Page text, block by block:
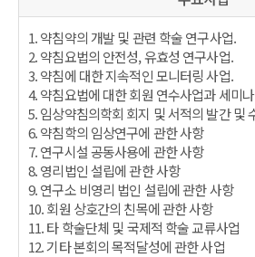
1. 약침약의 개발 및 관련 학술 연구사업.
2. 약침요법의 안전성, 유효성 연구사업.
3. 약침에 대한 지속적인 모니터링 사업.
4. 약침요법에 대한 회원 연수사업과 세미
5. 임상약침의학회 회지 및 서적의 발간 및
6. 약침학의 임상연구에 관한 사항
7. 연구시설 공동사용에 관한 사항
8. 영리법인 설립에 관한 사항
9. 연구소 비영리 법인 설립에 관한 사항
10. 회원 상호간의 친목에 관한 사항
11. 타 학술단체 및 국제적 학술 교류사업
12. 기타 본회의 목적달성에 관한 사업